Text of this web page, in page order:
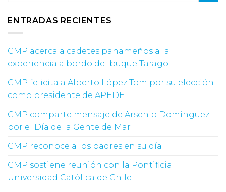
ENTRADAS RECIENTES
CMP acerca a cadetes panameños a la
experiencia a bordo del buque Tarago
CMP felicita a Alberto López Tom por su elección
como presidente de APEDE
CMP comparte mensaje de Arsenio Domínguez
por el Día de la Gente de Mar
CMP reconoce a los padres en su día
CMP sostiene reunión con la Pontificia
Universidad Católica de Chile